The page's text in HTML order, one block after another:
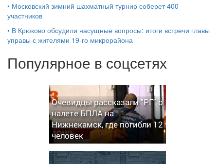
• Московский зимний шахматный турнир соберет 400
участников
• В Крюково обсудили насущные вопросы: итоги встречи главы
управы с жителями 19‑го микрорайона
Популярное в соцсетях
Очевидцы рассказали "РГ" о
налете БПЛА на
Нижнекамск, где погибли 12
человек